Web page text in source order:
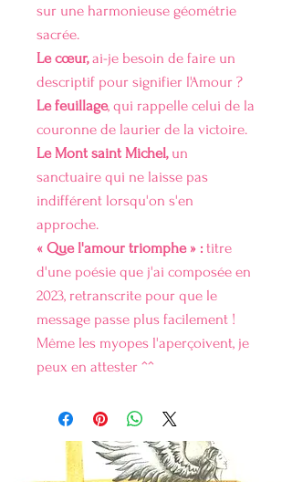
sur une harmonieuse géométrie
sacrée.
Le cœur,ai-je besoin de faire un
descriptif pour signifier l'Amour ?
Le feuillage, qui rappelle celui de la
couronne de laurier de la victoire.
Le Mont saint Michel,un
sanctuaire qui ne laisse pas
indifférent lorsqu'on s'en
approche.
« Que l'amour triomphe » : titre
d'une poésie que j'ai composée en
2023, retranscrite pour que le
message passe plus facilement !
Même les myopes l'aperçoivent, je
peux en attester ^^